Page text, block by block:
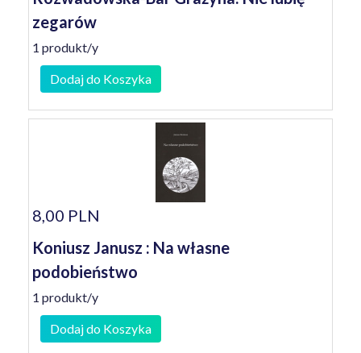
zegarów
1 produkt/y
Dodaj do Koszyka
8,00 PLN
Koniusz Janusz : Na własne
podobieństwo
1 produkt/y
Dodaj do Koszyka